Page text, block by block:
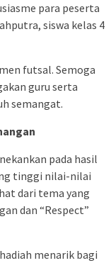
para peserta
siswa kelas 4
futsal. Semoga
guru serta
semangat.
pada hasil
tinggi nilai-nilai
dari tema yang
dan “Respect”
menarik bagi